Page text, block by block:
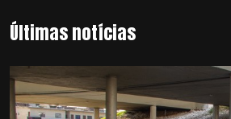
Últimas notícias